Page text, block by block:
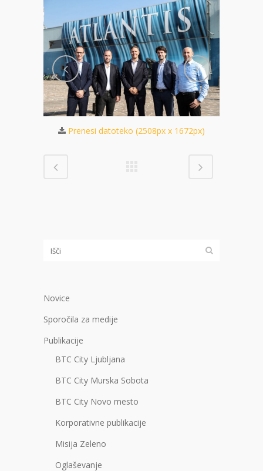
Prenesi datoteko (2508px x 1672px)
Novice
Sporočila za medije
Publikacije
BTC City Ljubljana
BTC City Murska Sobota
BTC City Novo mesto
Korporativne publikacije
Misija Zeleno
Oglaševanje